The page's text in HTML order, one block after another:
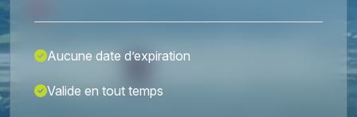
Aucune date d’expiration
Valide en tout temps